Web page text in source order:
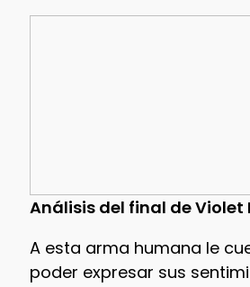
Análisis del final de Violet
A esta arma humana le
poder expresar sus